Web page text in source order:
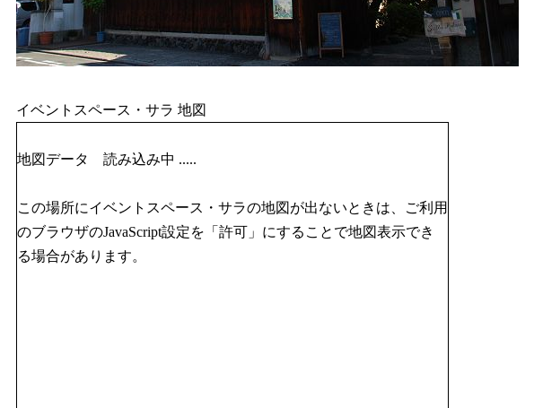
イベントスペース・サラ 地図
地図データ 読み込み中 .....
この場所にイベントスペース・サラの地図が出ないときは、ご利用
のブラウザのJavaScript設定を「許可」にすることで地図表示でき
る場合があります。